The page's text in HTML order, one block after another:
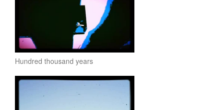
Hundred thousand years